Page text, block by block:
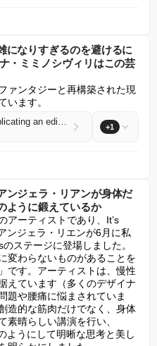
になりすぎるのを避けるに
・ミミノシヴィリはこの芸
ァンタジーと再構築された現
います。
How do you avoid overcomplicating an editorial illustration? Ana Miminoshvili has mastered the art +1
ンジェラ・リアンが身体だ
ように鍛えているか
アーティストであり、It’s
ンジェラ・リエンが6月に私
ステージに登場しました。
変わらないものがあることを
です。アーティストは、慢性
えています（多くのデザイナ
題や腰痛に悩まされていま
造的な筋肉だけでなく、身体
素晴らしい講演を行い、
ようにして明晰な思考と美し